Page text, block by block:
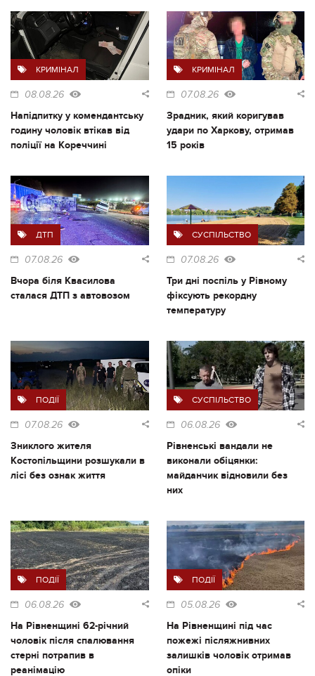
КРИМІНАЛ
08.08.26
Напідпитку у комендантську
годину чоловік втікав від
поліції на Кореччині
КРИМІНАЛ
07.08.26
Зрадник, який коригував
удари по Харкову, отримав
15 років
ДТП
07.08.26
Вчора біля Квасилова
сталася ДТП з автовозом
СУСПІЛЬСТВО
07.08.26
Три дні поспіль у Рівному
фіксують рекордну
температуру
ПОДІЇ
07.08.26
Зниклого жителя
Костопільщини розшукали в
лісі без ознак життя
СУСПІЛЬСТВО
06.08.26
Рівненські вандали не
виконали обіцянки:
майданчик відновили без
них
ПОДІЇ
06.08.26
На Рівненщині 62-річний
чоловік після спалювання
стерні потрапив в
реанімацію
ПОДІЇ
05.08.26
На Рівненщині під час
пожежі післяжнивних
залишків чоловік отримав
опіки